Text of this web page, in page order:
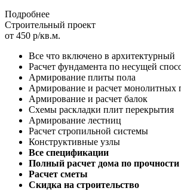
Подробнее
Строительный проект
от 450 р/кв.м.
Все что включено в архитектурный
Расчет фундамента по несущей
Армирование плиты пола
Армирование и расчет монолитных
Армирование и расчет балок
Схемы раскладки плит перекрытия
Армирование лестниц
Расчет стропильной системы
Конструктивные узлы
Все спецификации
Полный расчет дома по прочности
Расчет сметы
Скидка на строительство